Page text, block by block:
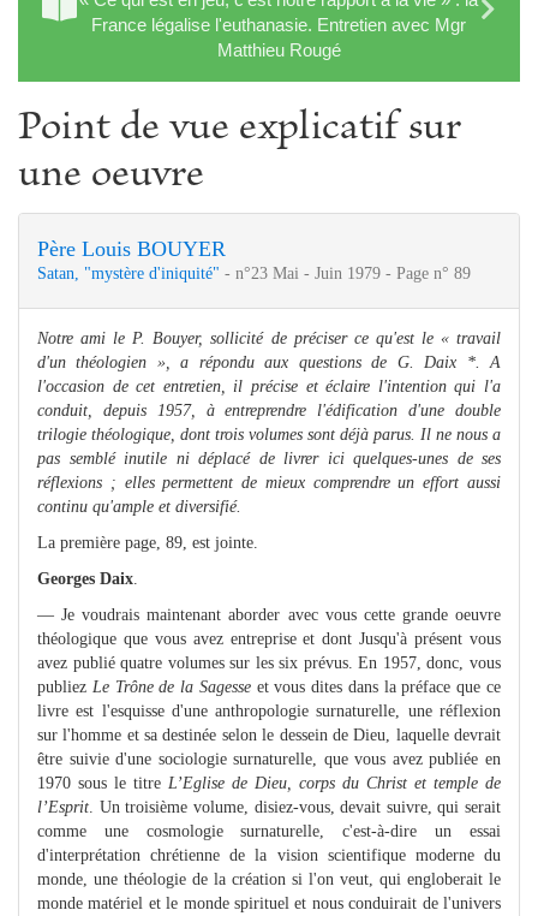
France légalise l'euthanasie. Entretien avec Mgr
Matthieu Rougé
Point de vue explicatif sur
une oeuvre
Père Louis BOUYER
Satan, "mystère d'iniquité" - n°23 Mai - Juin 1979 - Page n° 89
Notre ami le P. Bouyer, sollicité de préciser ce qu'est le « travail
d'un théologien », a répondu aux questions de G. Daix *. A
l'occasion de cet entretien, il précise et éclaire l'intention qui l'a
conduit, depuis 1957, à entreprendre l'édification d'une double
trilogie théologique, dont trois volumes sont déjà parus. Il ne nous a
pas semblé inutile ni déplacé de livrer ici quelques-unes de ses
réflexions ; elles permettent de mieux comprendre un effort aussi
continu qu'ample et diversifié.
La première page, 89, est jointe.
Georges Daix
— Je voudrais maintenant aborder avec vous cette grande oeuvre
théologique que vous avez entreprise et dont Jusqu'à présent vous
avez publié quatre volumes sur les six prévus. En 1957, donc, vous
publiez Le Trône de la Sagesseet vous dites dans la préface que ce
livre est l'esquisse d'une anthropologie surnaturelle, une réflexion
sur l'homme et sa destinée selon le dessein de Dieu, laquelle devrait
être suivie d'une sociologie surnaturelle, que vous avez publiée en
1970 sous le titre L’Eglise de Dieu, corps du Christ et temple de
l’Esprit . Un troisième volume, disiez-vous, devait suivre, qui serait
comme une cosmologie surnaturelle, c'est-à-dire un essai
d'interprétation chrétienne de la vision scientifique moderne du
monde, une théologie de la création si l'on veut, qui engloberait le
monde matériel et le monde spirituel et nous conduirait de l'univers